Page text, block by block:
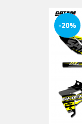
-20%